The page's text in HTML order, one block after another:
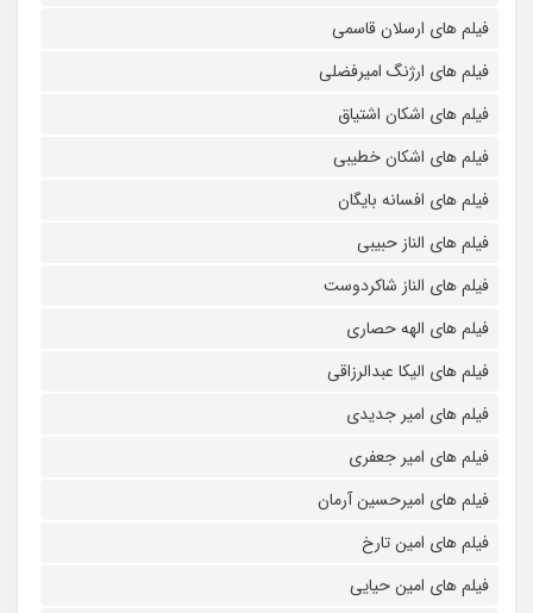
فیلم های ارسلان قاسمی
فیلم های ارژنگ امیرفضلی
فیلم های اشکان اشتیاق
فیلم های اشکان خطیبی
فیلم های افسانه بایگان
فیلم های الناز حبیبی
فیلم های الناز شاکردوست
فیلم های الهه حصاری
فیلم های الیکا عبدالرزاقی
فیلم های امیر جدیدی
فیلم های امیر جعفری
فیلم های امیرحسین آرمان
فیلم های امین تارخ
فیلم های امین حیایی